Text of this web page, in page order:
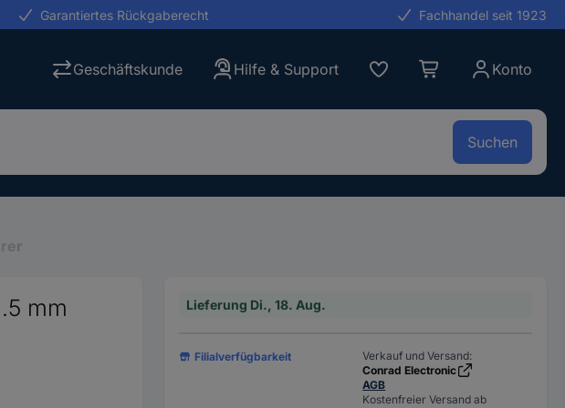
Garantiertes Rückgaberecht Fachhandel seit 1923
Geschäftskunde Hilfe & Support Konto
Suchen
mm
Lieferung Di., 18. Aug.
Filialverfügbarkeit
Verkauf und Versand:
Conrad Electronic
AGB
Kostenfreier Versand ab